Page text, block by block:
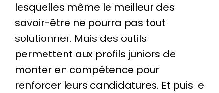
lesquelles même le meilleur des
savoir-être ne pourra pas tout
solutionner. Mais des outils
permettent aux profils juniors de
monter en compétence pour
renforcer leurs candidatures. Et puis le